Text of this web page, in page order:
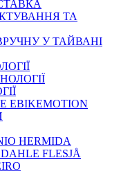
ТА
У ТАЙВАНІ
HERMIDA
FLESJÅ